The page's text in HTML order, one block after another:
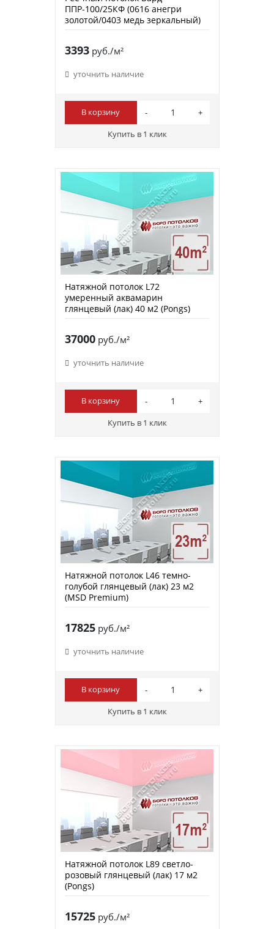
ППР-100/25КФ (0616 анегри
золотой/0403 медь зеркальный)
3393руб./м²
уточнить наличие
В корзину
Купить в 1 клик
Натяжной потолок L72
умеренный аквамарин
глянцевый (лак) 40 м2 (Pongs)
37000руб./м²
уточнить наличие
В корзину
Купить в 1 клик
Натяжной потолок L46 темно-
голубой глянцевый (лак) 23 м2
(MSD Premium)
17825руб./м²
уточнить наличие
В корзину
Купить в 1 клик
Натяжной потолок L89 светло-
розовый глянцевый (лак) 17 м2
(Pongs)
15725руб./м²